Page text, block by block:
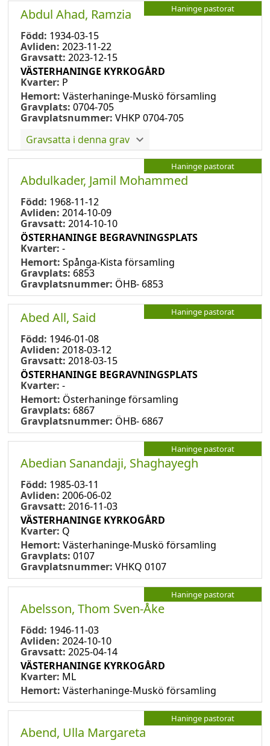
Haninge pastorat
Abdul Ahad, Ramzia
Född: 1934-03-15
Avliden: 2023-11-22
Gravsatt: 2023-12-15
VÄSTERHANINGE KYRKOGÅRD
Kvarter: P
Hemort: Västerhaninge-Muskö församling
Gravplats: 0704-705
Gravplatsnummer: VHKP 0704-705
Gravsatta i denna grav
Haninge pastorat
Abdulkader, Jamil Mohammed
Född: 1968-11-12
Avliden: 2014-10-09
Gravsatt: 2014-10-10
ÖSTERHANINGE BEGRAVNINGSPLATS
Kvarter: -
Hemort: Spånga-Kista församling
Gravplats: 6853
Gravplatsnummer: ÖHB- 6853
Haninge pastorat
Abed All, Said
Född: 1946-01-08
Avliden: 2018-03-12
Gravsatt: 2018-03-15
ÖSTERHANINGE BEGRAVNINGSPLATS
Kvarter: -
Hemort: Österhaninge församling
Gravplats: 6867
Gravplatsnummer: ÖHB- 6867
Haninge pastorat
Abedian Sanandaji, Shaghayegh
Född: 1985-03-11
Avliden: 2006-06-02
Gravsatt: 2016-11-03
VÄSTERHANINGE KYRKOGÅRD
Kvarter: Q
Hemort: Västerhaninge-Muskö församling
Gravplats: 0107
Gravplatsnummer: VHKQ 0107
Haninge pastorat
Abelsson, Thom Sven-Åke
Född: 1946-11-03
Avliden: 2024-10-10
Gravsatt: 2025-04-14
VÄSTERHANINGE KYRKOGÅRD
Kvarter: ML
Hemort: Västerhaninge-Muskö församling
Haninge pastorat
Abend, Ulla Margareta